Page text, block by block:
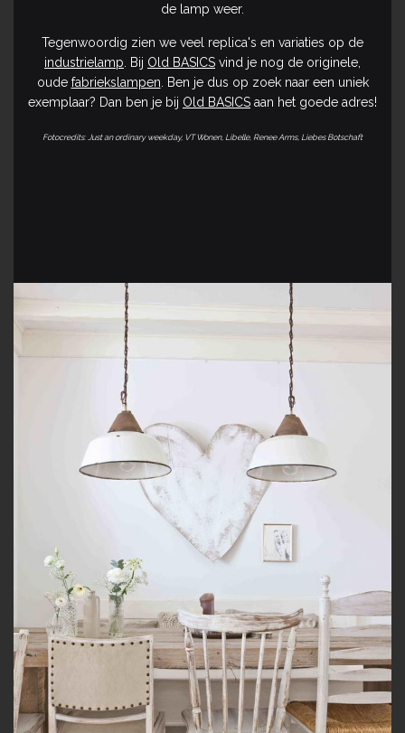
de lamp weer.
Tegenwoordig zien we veel replica's en variaties op de
industrielamp . Bij Old BASICS vind je nog de originele,
oude fabriekslampen . Ben je dus op zoek naar een uniek
exemplaar? Dan ben je bij Old BASICS aan het goede adres!
Fotocredits: Just an ordinary weekday, VT Wonen, Libelle, Renee Arms, Liebes Botschaft